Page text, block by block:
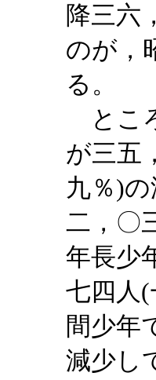
降三六
のが，
る。
とこ
が三五
九％)
二，〇
年長少
七四人
間少年
減少し